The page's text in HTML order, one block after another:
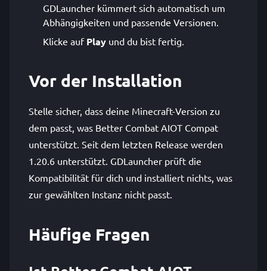
GDLauncher kümmert sich automatisch um
Abhängigkeiten und passende Versionen.
Klicke auf Play und du bist fertig.
Vor der Installation
Stelle sicher, dass deine Minecraft-Version zu
dem passt, was Better Combat AIOT Compat
unterstützt. Seit dem letzten Release werden
1.20.6 unterstützt. GDLauncher prüft die
Kompatibilität für dich und installiert nichts, was
zur gewählten Instanz nicht passt.
Häufige Fragen